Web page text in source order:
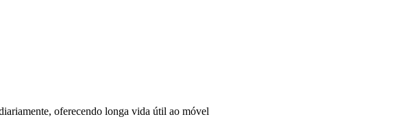
oferecendo longa vida útil ao móvel